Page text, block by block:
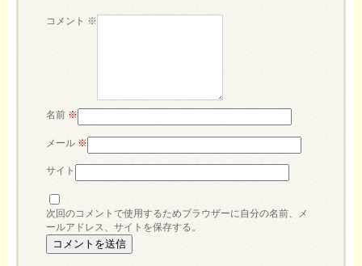
コメント ※
名前 ※
メール ※
サイト
次回のコメントで使用するためブラウザーに自分の名前、メ
ールアドレス、サイトを保存する。